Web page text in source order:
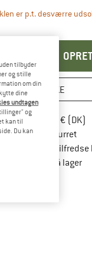
er p.t. desværre
HUSKE
Portofri fra 69 € (DK)
100 dages returretGå
> 4.000.000 tilfredse
Alle artikler på lager
tilbyder
og stille
om din
dine
undtagen
og
kan til
Du kan